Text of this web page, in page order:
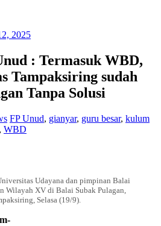
2025
: Termasuk WBD,
Tampaksiring sudah
Tanpa Solusi
FP Unud, gianyar, guru besar, kulum
, WBD
Udayana dan pimpinan Balai
Wilayah XV di Balai Subak Pulagan,
Selasa (19/9).